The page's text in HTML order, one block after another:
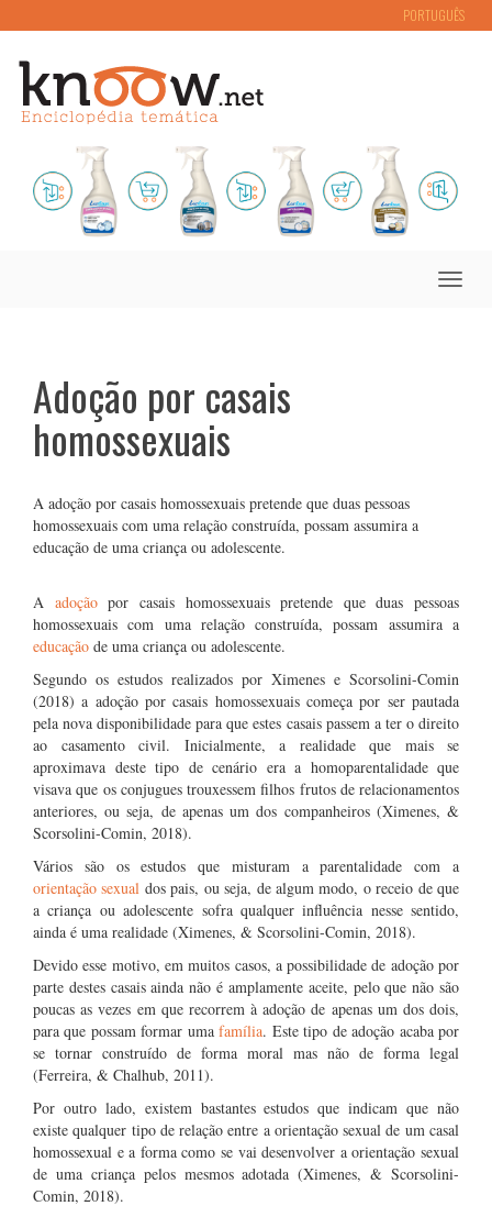
PORTUGUÊS
Toggle
Adoção por casais
homossexuais
A adoção por casais homossexuais pretende que duas pessoas
homossexuais com uma relação construída, possam assumira a
educação de uma criança ou adolescente.
A adoçãopor casais homossexuais pretende que duas pessoas
homossexuais com uma relação construída, possam assumira a
educação de uma criança ou adolescente.
Segundo os estudos realizados por Ximenes e Scorsolini-Comin
(2018) a adoção por casais homossexuais começa por ser pautada
pela nova disponibilidade para que estes casais passem a ter o direito
ao casamento civil. Inicialmente, a realidade que mais se
aproximava deste tipo de cenário era a homoparentalidade que
visava que os conjugues trouxessem filhos frutos de relacionamentos
anteriores, ou seja, de apenas um dos companheiros (Ximenes, &
Scorsolini-Comin, 2018).
Vários são os estudos que misturam a parentalidade com a
orientação sexual dos pais, ou seja, de algum modo, o receio de que
a criança ou adolescente sofra qualquer influência nesse sentido,
ainda é uma realidade (Ximenes, & Scorsolini-Comin, 2018).
Devido esse motivo, em muitos casos, a possibilidade de adoção por
parte destes casais ainda não é amplamente aceite, pelo que não são
poucas as vezes em que recorrem à adoção de apenas um dos dois,
para que possam formar umafamília. Este tipo de adoção acaba por
se tornar construído de forma moral mas não de forma legal
(Ferreira, & Chalhub, 2011).
Por outro lado, existem bastantes estudos que indicam que não
existe qualquer tipo de relação entre a orientação sexual de um casal
homossexual e a forma como se vai desenvolver a orientação sexual
de uma criança pelos mesmos adotada (Ximenes, & Scorsolini-
Comin, 2018).